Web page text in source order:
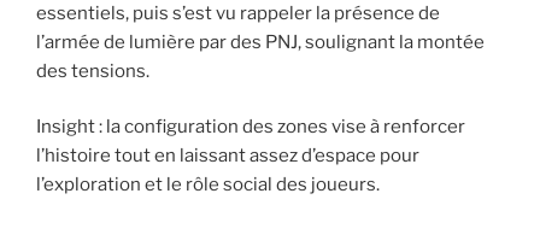
essentiels, puis s’est vu rappeler la présence de
l’armée de lumière par des PNJ, soulignant la montée
des tensions.
Insight : la configuration des zones vise à renforcer
l’histoire tout en laissant assez d’espace pour
l’exploration et le rôle social des joueurs.